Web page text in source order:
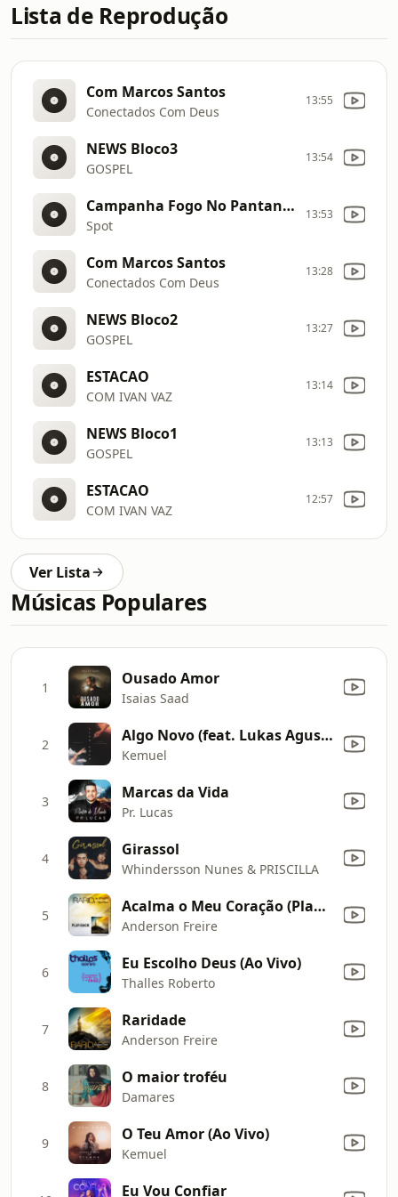
Lista de Reprodução
Com Marcos Santos
Conectados Com Deus
13:55
NEWS Bloco3
GOSPEL
13:54
Campanha Fogo No Pantanal E Crime
Spot
13:53
Com Marcos Santos
Conectados Com Deus
13:28
NEWS Bloco2
GOSPEL
13:27
ESTACAO
COM IVAN VAZ
13:14
NEWS Bloco1
GOSPEL
13:13
ESTACAO
COM IVAN VAZ
12:57
Ver Lista
Músicas Populares
1 Ousado Amor
Isaias Saad
2 Algo Novo (feat. Lukas Agustinho) [Ao Vivo]
Kemuel
3 Marcas da Vida
Pr. Lucas
4 Girassol
Whindersson Nunes & PRISCILLA
5 Acalma o Meu Coração (Playback)
Anderson Freire
6 Eu Escolho Deus (Ao Vivo)
Thalles Roberto
7 Raridade
Anderson Freire
8 O maior troféu
Damares
9 O Teu Amor (Ao Vivo)
Kemuel
Eu Vou Confiar